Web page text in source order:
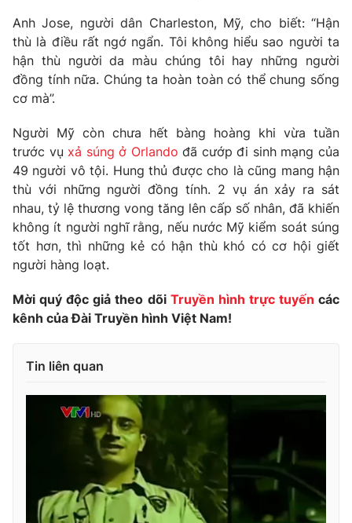
Sản phẩm
Thị trường
Tư vấn
Giao lưu trực tuyến
Lịch phát sóng
Emagazine Podcast
Photo Infographic
Video Shorts video
Thị trường 24h
Vươn mình bằng AI
VTV8
Liên hệ tòa soạn English
Anh Jose, người dân Charleston, Mỹ, cho biết: “Hận
thù là điều rất ngớ ngẩn. Tôi không hiểu sao người ta
hận thù người da màu chúng tôi hay những người
đồng tính nữa. Chúng ta hoàn toàn có thể chung sống
cơ mà”.
Người Mỹ còn chưa hết bàng hoàng khi vừa tuần
trước vụ xả súng ở Orlando đã cướp đi sinh mạng của
49 người vô tội. Hung thủ được cho là cũng mang hận
thù với những người đồng tính. 2 vụ án xảy ra sát
nhau, tỷ lệ thương vong tăng lên cấp số nhân, đã khiến
không ít người nghĩ rằng, nếu nước Mỹ kiểm soát súng
tốt hơn, thì những kẻ có hận thù khó có cơ hội giết
người hàng loạt.
Mời quý độc giả theo dõi Truyền hình trực tuyến các
kênh của Đài Truyền hình Việt Nam!
Tin liên quan